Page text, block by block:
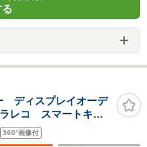
ディスプレイオーデ
レコ スマートキ
アルミ オートライ
360°画像付